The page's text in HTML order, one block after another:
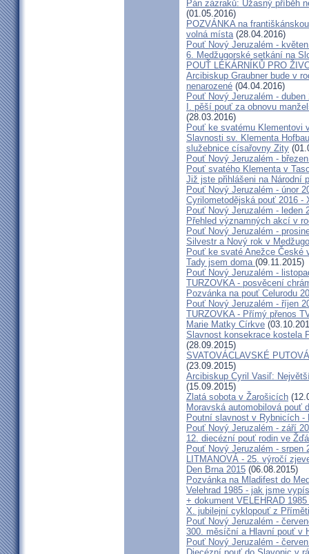
Pán zázraků: Úžasný příběh
(01.05.2016)
POZVÁNKA na
volná místa(28.04.2016)
Pouť Nový Jeruzalém -
6. Medžugorské setkání na
POUŤ LÉKÁRNÍKŮ PRO
Arcibiskup Graubner bude v
nenarozené (04.04.2016)
Pouť Nový Jeruzalém - duben
I. pěší pouť za obnovu
(28.03.2016)
Pouť ke svatému Klementovi
Slavnosti sv. Klementa
služebnice císařovny Zity
Pouť Nový Jeruzalém -
Pouť svatého Klementa v
Již jste přihlášeni na Národní
Pouť Nový Jeruzalém - únor
Cyrilometodějská pouť 2016 -
Pouť Nový Jeruzalém - leden
Přehled významných akcí v
Pouť Nový Jeruzalém -
Silvestr a Nový rok v
Pouť ke svaté Anežce České
Tady jsem doma (09.11.2015)
Pouť Nový Jeruzalém -
TURZOVKA - posvěcení
Pozvánka na pouť Celurodu
Pouť Nový Jeruzalém - říjen
TURZOVKA - Přímý přenos
Marie Matky Církve
Slavnost konsekrace kostela
(28.09.2015)
SVATOVÁCLAVSKÉ
(23.09.2015)
Arcibiskup Cyril Vasiľ:
(15.09.2015)
Zlatá sobota v Žarošicích
Moravská automobilová pouť
Poutní slavnost v Rybnicích -
Pouť Nový Jeruzalém - září
12. diecézní pouť rodin ve
Pouť Nový Jeruzalém - srpen
LITMANOVÁ - 25. výročí
Den Brna 2015 (06.08.2015)
Pozvánka na Mladifest do
Velehrad 1985 - jak jsme
+ dokument VELEHRAD
X. jubilejní cyklopouť z
Pouť Nový Jeruzalém -
300. měsíční a Hlavní pouť v
Pouť Nový Jeruzalém -